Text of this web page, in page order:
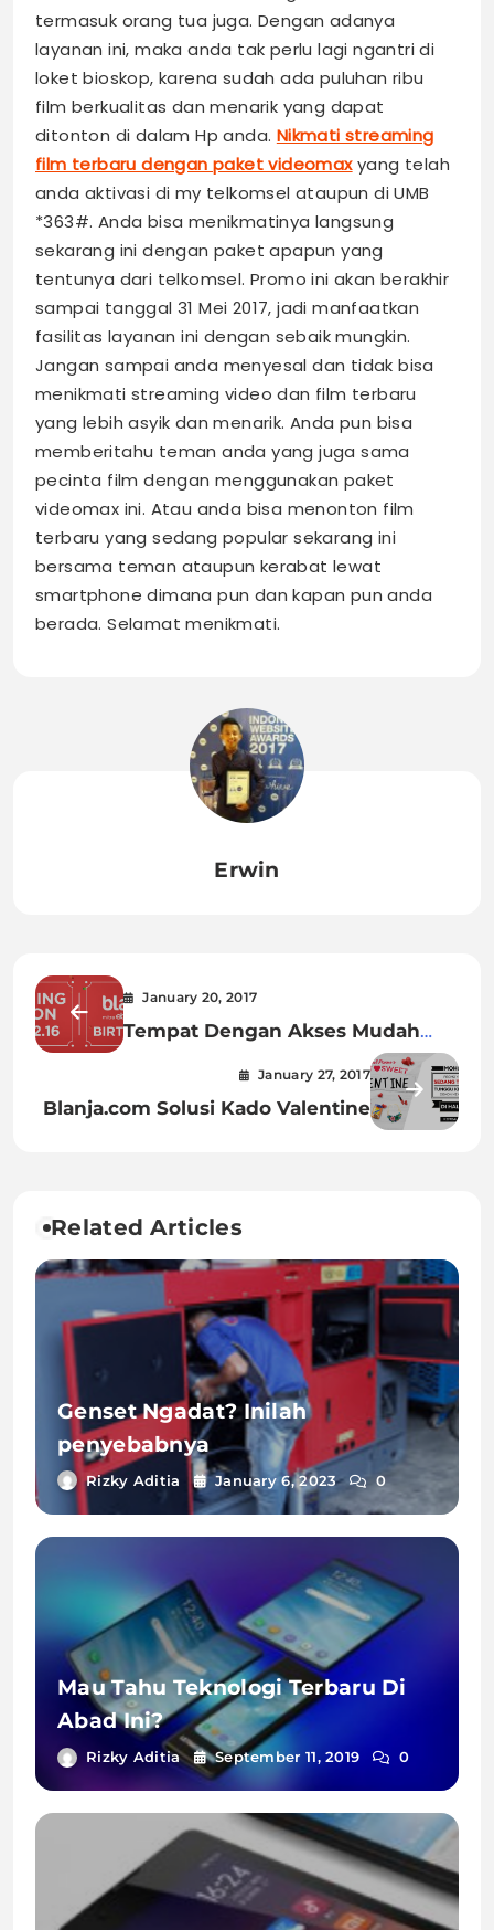
termasuk orang tua juga. Dengan adanya
layanan ini, maka anda tak perlu lagi ngantri di
loket bioskop, karena sudah ada puluhan ribu
film berkualitas dan menarik yang dapat
ditonton di dalam Hp anda. Nikmati streaming
film terbaru dengan paket videomaxyang telah
anda aktivasi di my telkomsel ataupun di UMB
*363#. Anda bisa menikmatinya langsung
sekarang ini dengan paket apapun yang
tentunya dari telkomsel. Promo ini akan berakhir
sampai tanggal 31 Mei 2017, jadi manfaatkan
fasilitas layanan ini dengan sebaik mungkin.
Jangan sampai anda menyesal dan tidak bisa
menikmati streaming video dan film terbaru
yang lebih asyik dan menarik. Anda pun bisa
memberitahu teman anda yang juga sama
pecinta film dengan menggunakan paket
videomax ini. Atau anda bisa menonton film
terbaru yang sedang popular sekarang ini
bersama teman ataupun kerabat lewat
smartphone dimana pun dan kapan pun anda
berada. Selamat menikmati.
Erwin
January 20, 2017
Tempat Dengan Akses Mudah
Yang Jual Alat Elektronik Online
January 27, 2017
Blanja.com Solusi Kado Valentine
Related Articles
Genset Ngadat? Inilah
penyebabnya
Rizky Aditia January 6, 2023 0
Mau Tahu Teknologi Terbaru Di
Abad Ini?
Rizky Aditia September 11, 2019 0